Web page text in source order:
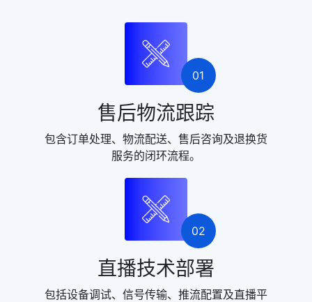
01
售后物流跟踪
包含订单处理、物流配送、售后咨询及退换货
服务的闭环流程。
02
直播技术部署
包括设备调试、信号传输、推流配置及直播平